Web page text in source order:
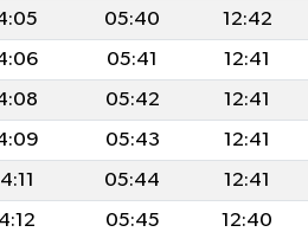
05:40
12:42
05:41
12:41
05:42
12:41
05:43
12:41
05:44
12:41
05:45 12:40